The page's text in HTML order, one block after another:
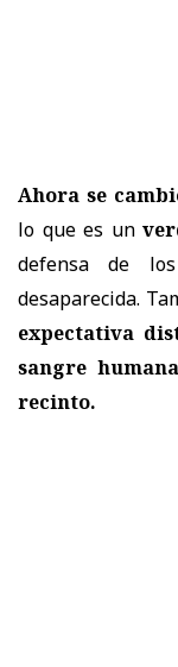
Ahora se
lo que es un
defensa de
desaparecida.
expectativa
sangre
recinto.